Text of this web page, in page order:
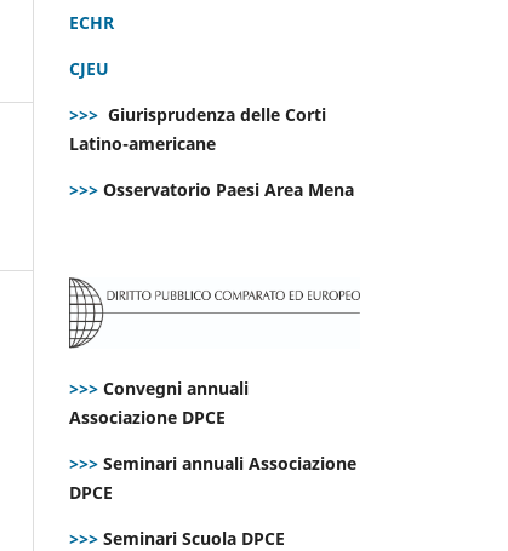
ECHR
CJEU
>>> Giurisprudenza delle Corti
Latino-americane
>>> Osservatorio Paesi Area Mena
>>> Convegni annuali
Associazione DPCE
>>> Seminari annuali Associazione
DPCE
>>> Seminari Scuola DPCE